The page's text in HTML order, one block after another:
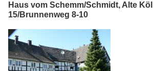
Haus vom Schemm/Schmidt, Alte
15/Brunnenweg 8-10